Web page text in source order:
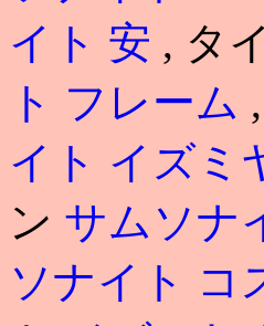
イト 安 , タ
ト フレーム
イト イズミ
ン サムソナ
ソナイト コ